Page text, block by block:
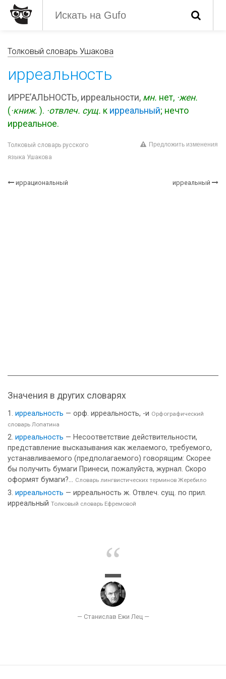
Толковый словарь Ушакова
ирреальность
ИРРЕ’АЛЬНОСТЬ, ирреальности, мн. нет, ·жен.
( ·книж. ). ·отвлеч. сущ. к ирреальный; нечто
ирреальное.
Толковый словарь русского
языка Ушакова
Предложить изменения
иррациональный ирреальный
Значения в других словарях
ирреальность — орф. ирреальность, -и Орфографический
словарь Лопатина
ирреальность — Несоответствие действительности,
представление высказывания как желаемого, требуемого,
устанавливаемого (предполагаемого) говорящим: Скорее
бы получить бумаги Принеси, пожалуйста, журнал. Скоро
оформят бумаги?... Словарь лингвистических терминов Жеребило
ирреальность — ирреальность ж. Отвлеч. сущ. по прил.
ирреальный Толковый словарь Ефремовой